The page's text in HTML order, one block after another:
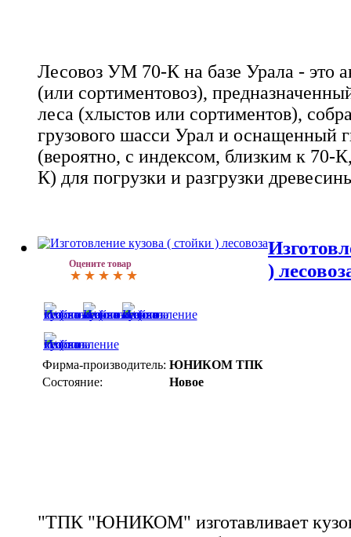
Лесовоз УМ 70-К на базе Урала - это
(или сортиментовоз),
леса (хлыстов или сортиментов),
грузового шасси Урал и оснащенный
(вероятно, с индексом, близким к
К) для погрузки и разгрузки
Оцените товар
)
Фирма-производитель: ЮНИКОМ ТПК
Состояние:
Новое
"ТПК "ЮНИКОМ" изготавливает